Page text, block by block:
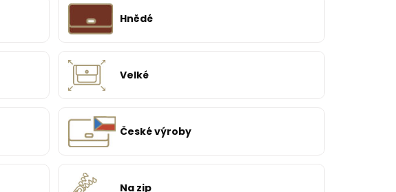
Hnědé
Velké
České výroby
Na zip